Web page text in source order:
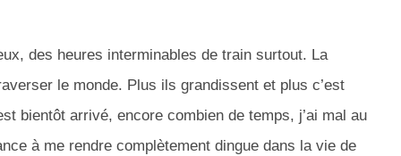
des heures interminables de train surtout. La
le monde. Plus ils grandissent et plus c’est
bientôt arrivé, encore combien de temps, j’ai mal au
à me rendre complètement dingue dans la vie de